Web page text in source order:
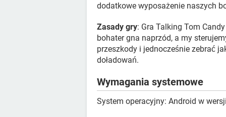
dodatkowe wyposażenie naszych
Zasady gry: Gra Talking Tom
bohater gna naprzód, a my
przeszkody i jednocześnie zebrać
doładowań.
Wymagania systemowe
System operacyjny: Android w